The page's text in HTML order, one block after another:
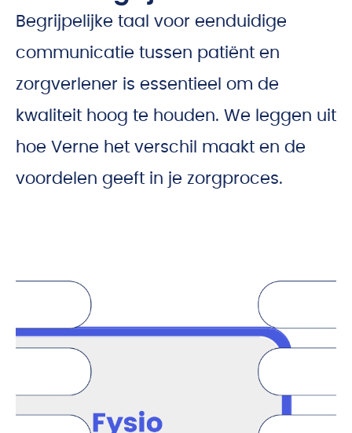
Begrijpelijke taal voor eenduidige
communicatie tussen patiënt en
zorgverlener is essentieel om de
kwaliteit hoog te houden. We leggen uit
hoe Verne het verschil maakt en de
voordelen geeft in je zorgproces.